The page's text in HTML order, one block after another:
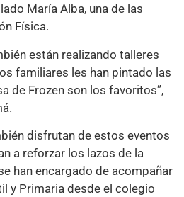
María Alba, una de las
Física.
están realizando talleres
familiares les han pintado las
de Frozen son los favoritos”,
disfrutan de estos eventos
a reforzar los lazos de la
han encargado de acompañar
y Primaria desde el colegio